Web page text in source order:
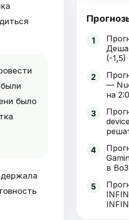
было
1
(-1,5)
2
—
на 2:0
3
4
в Bo3
5